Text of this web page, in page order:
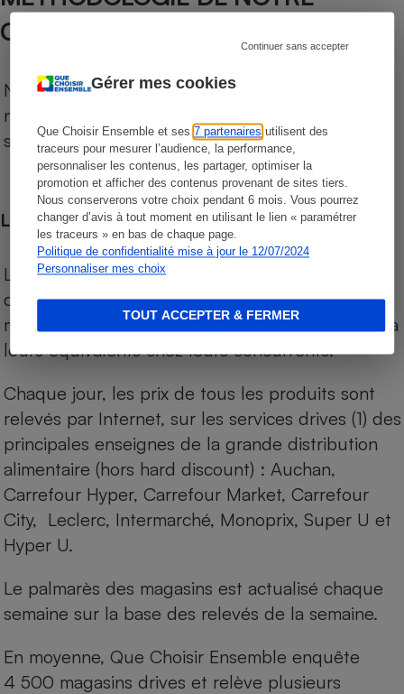
Gérer mes cookies
Que Choisir Ensemble et ses7 partenaires utilisent des
traceurs pour mesurer l’audience, la performance,
personnaliser les contenus, les partager, optimiser la
promotion et afficher des contenus provenant de sites tiers.
Nous conserverons votre choix pendant 6 mois. Vous pourrez
changer d’avis à tout moment en utilisant le lien « paramétrer
les traceurs » en bas de chaque page.
Politique de confidentialité mise à jour le 12/07/2024
Personnaliser mes choix
Continuer sans accepter
TOUT ACCEPTER & FERMER
COMPARATEUR SUPERMARCHÉS
Notre comparateur de supermarchés propose le
niveau de prix des supermarchés, géolocalisés
sur le territoire français.
Les comparaisons de prix
Les comparaisons sont réalisées sur l’ensemble
des produits des magasins. Les produits de
marques de distributeurs (MDD) sont comparés à
leurs équivalents chez leurs concurrents.
Chaque jour, les prix de tous les produits sont
relevés par Internet, sur les services drives (1) des
principales enseignes de la grande distribution
alimentaire (hors hard discount) : Auchan,
Carrefour Hyper, Carrefour Market, Carrefour
City, Leclerc, Intermarché, Monoprix, Super U et
Hyper U.
Le palmarès des magasins est actualisé chaque
semaine sur la base des relevés de la semaine.
En moyenne, Que Choisir Ensemble enquête
4 500 magasins drives et relève plusieurs